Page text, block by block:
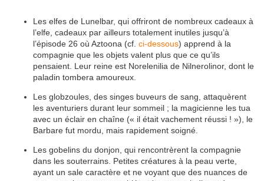
Les elfes de Lunelbar, qui offriront de nombreux cadeaux à
l’elfe, cadeaux par ailleurs totalement inutiles jusqu’à
l’épisode 26 où Aztoona (cf. ci-dessous) apprend à la
compagnie que les objets valent plus que ce qu’ils
pensaient. Leur reine est Norelenilia de Nilnerolinor, dont le
paladin tombera amoureux.
Les globzoules, des singes buveurs de sang, attaquèrent
les aventuriers durant leur sommeil ; la magicienne les tua
avec un éclair en chaîne (« il était vachement réussi ! »), le
Barbare fut mordu, mais rapidement soigné.
Les gobelins du donjon, qui rencontrèrent la compagnie
dans les souterrains. Petites créatures à la peau verte,
ayant un sale caractère et ne voyant que des nuances de